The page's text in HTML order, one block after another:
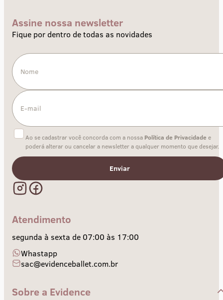
Assine nossa newsletter
Fique por dentro de todas as novidades
Ao se cadastrar você concorda com a nossa Política de Privacidade e
poderá alterar ou cancelar a newsletter a qualquer momento que desejar.
Enviar
Atendimento
segunda à sexta de 07:00 às 17:00
Whastapp
sac@evidenceballet.com.br
Sobre a Evidence